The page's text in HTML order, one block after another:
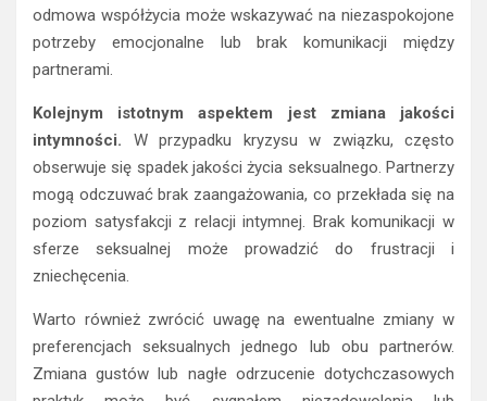
odmowa współżycia może wskazywać na niezaspokojone
potrzeby emocjonalne lub brak komunikacji między
partnerami.
Kolejnym istotnym aspektem jest zmiana jakości
intymności. W przypadku kryzysu w związku, często
obserwuje się spadek jakości życia seksualnego. Partnerzy
mogą odczuwać brak zaangażowania, co przekłada się na
poziom satysfakcji z relacji intymnej. Brak komunikacji w
sferze seksualnej może prowadzić do frustracji i
zniechęcenia.
Warto również zwrócić uwagę na ewentualne zmiany w
preferencjach seksualnych jednego lub obu partnerów.
Zmiana gustów lub nagłe odrzucenie dotychczasowych